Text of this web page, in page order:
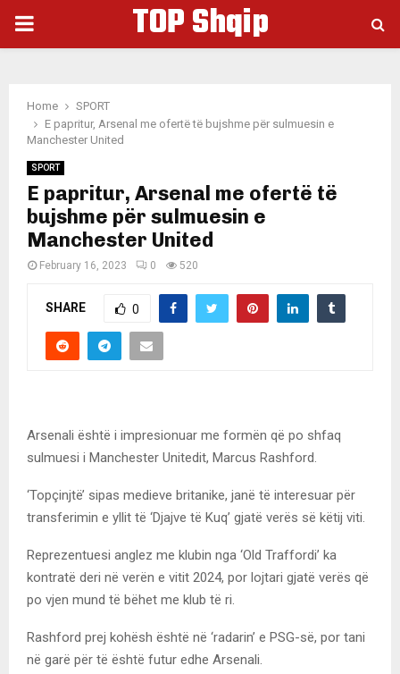
PRIMARY
TOP Shqip
Home
SPORT
E papritur, Arsenal me ofertë të bujshme për sulmuesin e
Manchester United
SPORT
E papritur, Arsenal me ofertë të
bujshme për sulmuesin e
Manchester United
February 16, 2023 0 520
SHARE 0
Arsenali është i impresionuar me formën që po shfaq
sulmuesi i Manchester Unitedit, Marcus Rashford.
‘Topçinjtë’ sipas medieve britanike, janë të interesuar për
transferimin e yllit të ‘Djajve të Kuq’ gjatë verës së këtij viti.
Reprezentuesi anglez me klubin nga ‘Old Traffordi’ ka
kontratë deri në verën e vitit 2024, por lojtari gjatë verës që
po vjen mund të bëhet me klub të ri.
Rashford prej kohësh është në ‘radarin’ e PSG-së, por tani
në garë për të është futur edhe Arsenali.